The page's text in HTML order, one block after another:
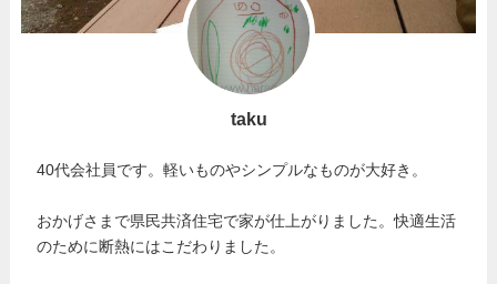
taku
40代会社員です。軽いものやシンプルなものが大好き。
おかげさまで県民共済住宅で家が仕上がりました。快適生活
のために断熱にはこだわりました。